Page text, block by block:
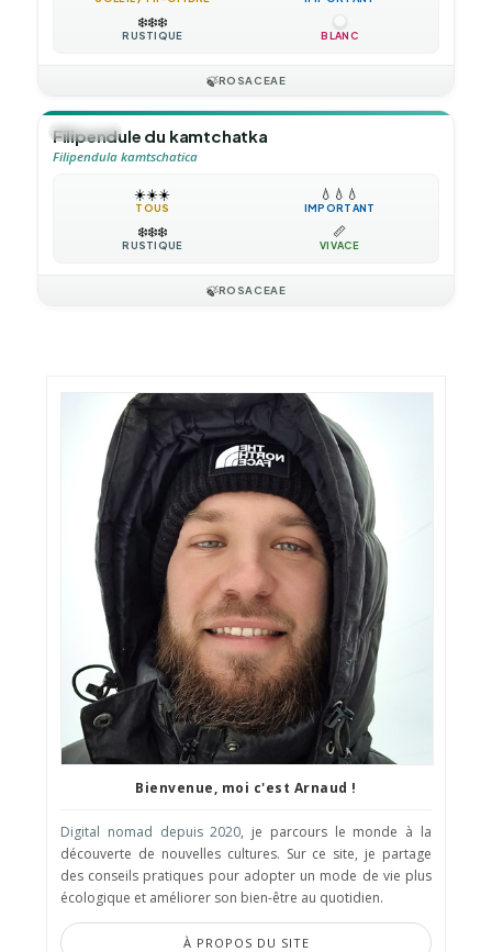
❄️❄️❄️
RUSTIQUE BLANC
🍃ROSACEAE
🪴VIVACE
Filipendule du kamtchatka
Filipendula kamtschatica
☀️☀️☀️
TOUS
💧 💧 💧
IMPORTANT
❄️❄️❄️
RUSTIQUE
📏
VIVACE
🍃ROSACEAE
Bienvenue, moi c'est Arnaud !
Digital nomad depuis 2020, je parcours le monde à la
découverte de nouvelles cultures. Sur ce site, je partage
des conseils pratiques pour adopter un mode de vie plus
écologique et améliorer son bien-être au quotidien.
À PROPOS DU SITE